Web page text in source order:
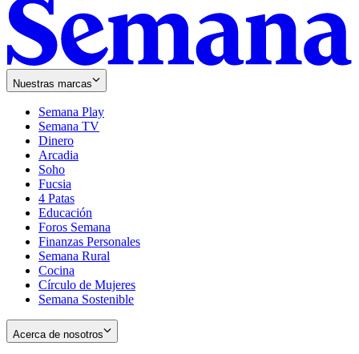
Nuestras marcas
Semana Play
Semana TV
Dinero
Arcadia
Soho
in
new
window
Fucsia
in
new
window
4 Patas
Educación
Foros Semana
Finanzas Personales
Semana Rural
Cocina
Círculo de Mujeres
Semana Sostenible
Acerca de nosotros